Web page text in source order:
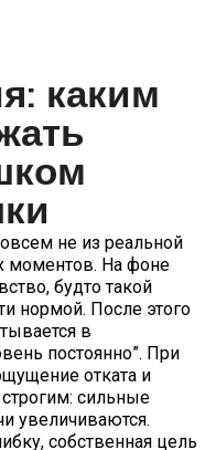
каким
не из реальной
моментов. На фоне
будто такой
нормой. После этого
в
постоянно”. При
отката и
сильные
увеличиваются.
собственная цель